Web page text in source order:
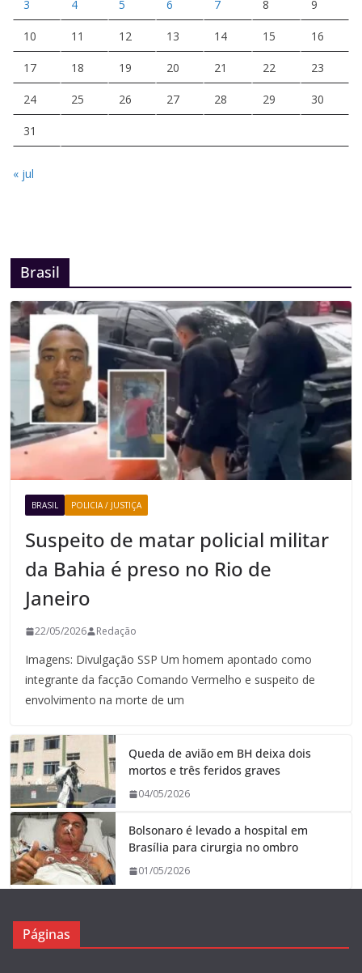
3 4 5 6 7 8 9
10 11 12 13 14 15 16
17 18 19 20 21 22 23
24 25 26 27 28 29 30
31
« jul
Brasil
BRASIL POLICIA / JUSTIÇA
Suspeito de matar policial militar
da Bahia é preso no Rio de
Janeiro
22/05/2026 Redação
Imagens: Divulgação SSP Um homem apontado como
integrante da facção Comando Vermelho e suspeito de
envolvimento na morte de um
Queda de avião em BH deixa dois
mortos e três feridos graves
04/05/2026
Bolsonaro é levado a hospital em
Brasília para cirurgia no ombro
01/05/2026
Páginas